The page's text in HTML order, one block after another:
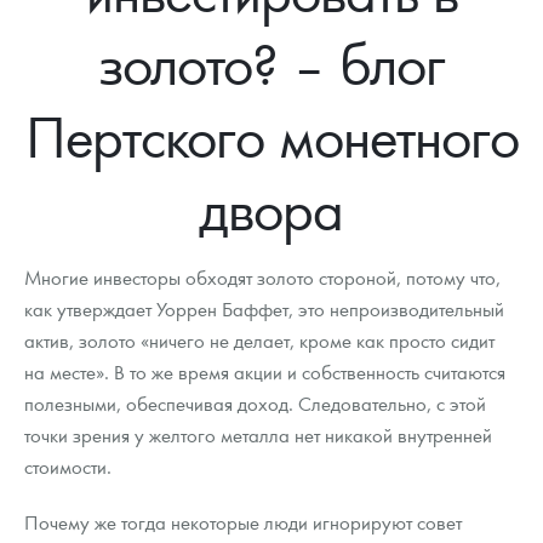
Иностранные
Памятные монеты России и СССР
Монеты Царской России
Монеты стран мира после 1950г
Монеты и жетоны ЗМД
Георгий Победоносец
Золотой червонец Сеятель
Гарри Поттер
Год Лошади
Флот: ледоколы и корабли
Жетоны "Необыкновенные обитатели глубин"
Клуб ЗМД
Выкуп монет
Памятка для работы с монетами из драгметаллов
Условия возврата
Монеты
Политика конфиденциальности
Политика использования Cookies
Подбор монет
Информация
Распродажа монет и жетонов
Аналитика и события
Итоги 2025 года. Прогноз курсов золота, серебра, платины на
2026 год
Cтатьи
Курс золота и серебра
Контакты
Письмо директору
Пресс-служба
золото? – блог
Пертского монетного
двора
Многие инвесторы обходят золото стороной, потому что,
как утверждает Уоррен Баффет, это непроизводительный
актив, золото «ничего не делает, кроме как просто сидит
на месте». В то же время акции и собственность считаются
полезными, обеспечивая доход. Следовательно, с этой
точки зрения у желтого металла нет никакой внутренней
стоимости.
Почему же тогда некоторые люди игнорируют совет